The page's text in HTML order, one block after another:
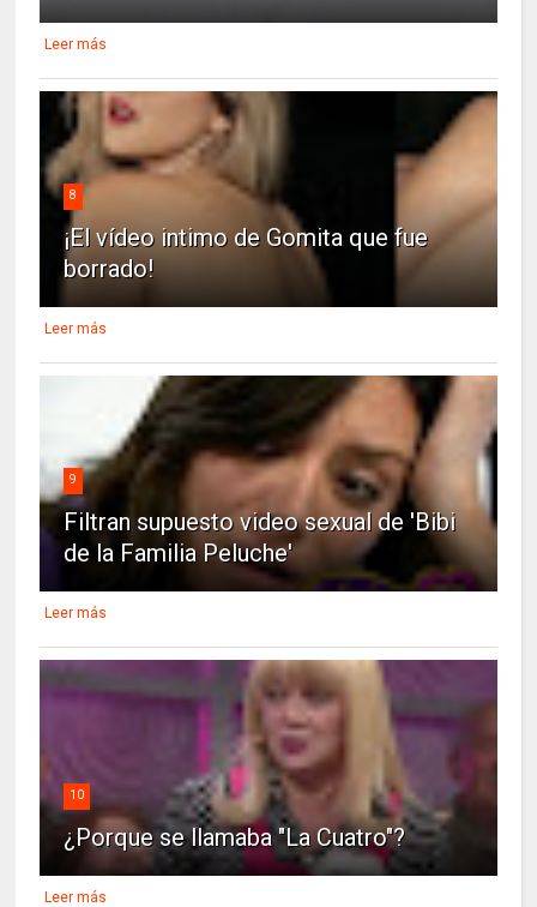
Leer más
8
¡El vídeo intimo de Gomita que fue
borrado!
Leer más
9
Filtran supuesto video sexual de 'Bibi
de la Familia Peluche'
Leer más
10
¿Porque se llamaba "La Cuatro"?
Leer más